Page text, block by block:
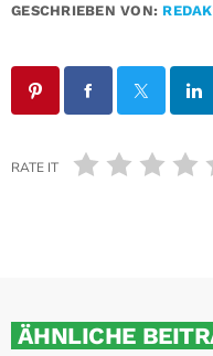
GESCHRIEBEN VON:
RATE IT
ÄHNLICHE